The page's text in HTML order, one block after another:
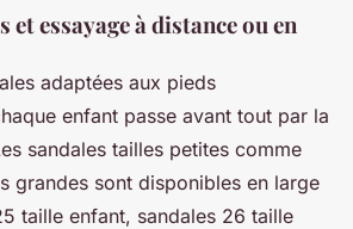
et essayage à distance ou en
adaptées aux pieds
enfant passe avant tout par la
sandales tailles petites comme
grandes sont disponibles en large
taille enfant, sandales 26 taille